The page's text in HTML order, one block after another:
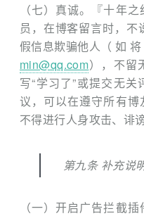
（七）真诚。『十年
员，在博客留言时，不
假信息欺骗他人（ 如
min@qq.com），不留
写“学习了”或提交无
议，可以在遵守所有
不得进行人身攻击、诽
第九条 补充说
（一）开启广告拦截